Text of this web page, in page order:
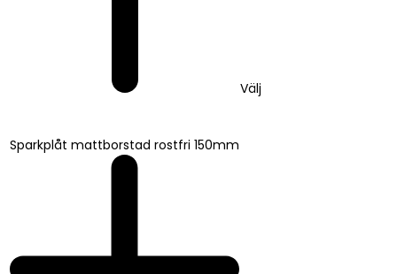
Välj
Sparkplåt mattborstad rostfri 150mm